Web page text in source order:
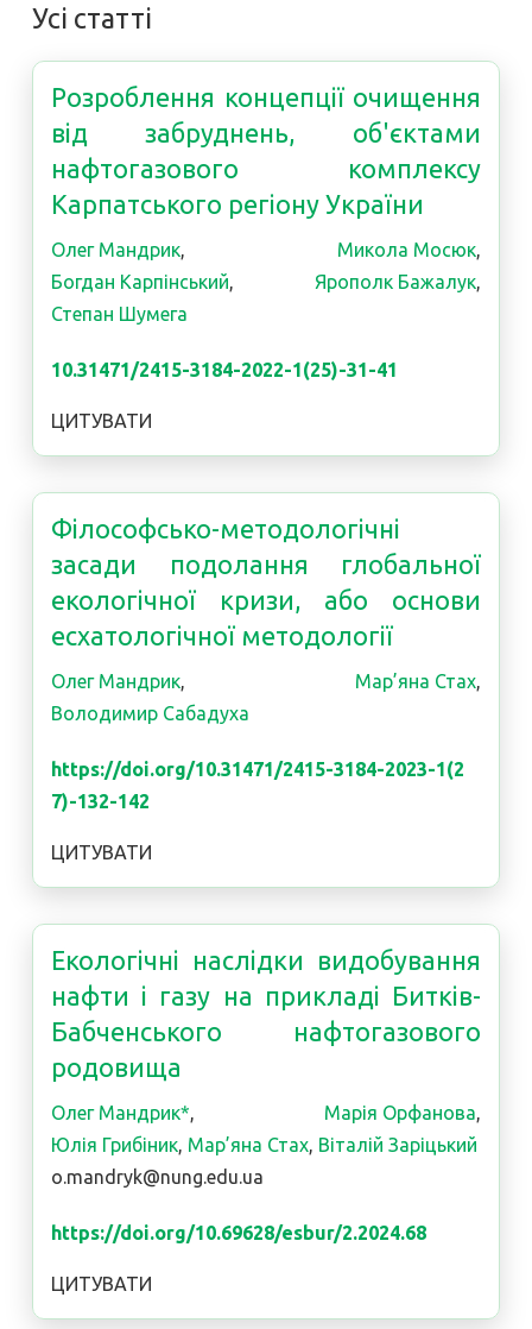
Усі статті
Розроблення концепції очищення
від забруднень, об'єктами
нафтогазового комплексу
Карпатського регіону України
Олег Мандрик, Микола Мосюк,
Богдан Карпінський, Ярополк Бажалук,
Степан Шумега
10.31471/2415-3184-2022-1(25)-31-41
ЦИТУВАТИ
Філософсько-методологічні
засади подолання глобальної
екологічної кризи, або основи
есхатологічної методології
Олег Мандрик, Мар’яна Стах,
Володимир Сабадуха
https://doi.org/10.31471/2415-3184-2023-1(2
7)-132-142
ЦИТУВАТИ
Екологічні наслідки видобування
нафти і газу на прикладі Битків-
Бабченського нафтогазового
родовища
Олег Мандрик*, Марія Орфанова,
Юлія Грибіник, Мар’яна Стах, Віталій Заріцький
o.mandryk@nung.edu.ua
https://doi.org/10.69628/esbur/2.2024.68
ЦИТУВАТИ